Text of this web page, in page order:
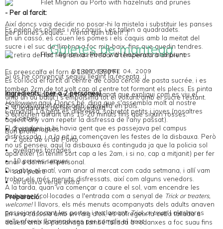
- Per al farcit:
Es pelen les pomes i els caquis, i es tallen a quadradets.
En un cassó, es couen les pomes i els caquis amb la meitat del
sucre i el suc de llimona a foc mig-baix, fins que quedin tendres.
Es retira del foc i es deixa refredar a temperatura ambient.
Es preescalfa el forn a 180ºC (350ºF).
Es col·loca el farcit al centre de cada cercle de pasta sucrée, i es
tomben 2cm de tot volt cap al centre tot formant els plecs. Es pinta
amb un ou batut i s'empolsima tot el voltant amb el sucre restant.
S'empolsima el farcit amb canyella en pols.
S'enfornen durant uns 15-20 minuts fins que siguin rosses.
Bon profit!
Així doncs vaig decidir no posar-hi la mistela i substituir les panses
per prunes seques... i renoi quin tiberi! ;)
Si us he convençut seguiu llegint la recepta. ;)
Ingredients: (per a 2 persones)
4 rodanxes de filet de vedella
2 cebes
2 pastanagues
2 gots de vi de Porto
avellanes torrades
10 prunes seques
sal i pebre
oli d'oliva verge extra
Preparació:
En una cassola amb un raig d'oli, es sofregeix la ceba tallada a
dauets amb la pastanaga també tallada a rodanxes a foc suau fins
Galetes de mantega
DE NOVEMBRE 04, 2009
Alguns de vosaltres m'heu demanat que expliqui com es viu el
Halloweenaquí. Doncs bé, diria que s'assembla molt al nostre
Carnaval. La gent es disfressa, sobretot petits i joves (nosaltres
aquest any vam repetir la disfressa de l'any passat).
El divendres ja hi havia gent que es passejava pel campus
disfressada, i a la nit ja començaven les festes de la disbauxa. Però
no us penseu, aquí la disbauxa és continguda ja que la policia sol
aparèixer (si tenim sort cap a les 2am, i si no, cap a mitjanit) per fer
anar a dormir el personal.
Dissabte al matí, vam anar al mercat com cada setmana, i allí vam
trobar els més menuts disfressats, així com alguns venedors.
A la tarda, quan va començar a caure el sol, vam encendre les
carbassescol·locades a l'entrada com a senyal de Trick or treaters,
welcome!I llavors, els més menuts acompanyats dels adults anaven
passejant tocant les portes i exclamant:Trick or treat!I aleshores
se'ls ofereix llaminadures per complir el treat.